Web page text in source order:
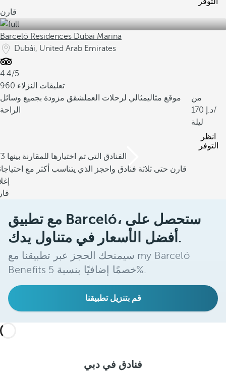
قارن
Barceló Residences Dubai Marina
Dubái, United Arab Emirates
4.4/5
960 تعليقات النزلاء
موقع مثاليمثالي لرحلات العملشقق مزودة بجميع وسائل
الراحة
من
170
/
ليلة
انظر
التوفر
/3 الفنادق التي تم اختيارها للمقارنة بينها
قارن حتى ثلاثة فنادق واحجز الذي يتناسب أكثر مع
مع تطبيق Barceló، ستحصل على
أفضل الأسعار في متناول يدك.
سيمنحك الحجز عبر تطبيقنا مع my Barceló
Benefits خصمًا إضافيًا بنسبة 5%.
قم بتنزيل تطبيقنا
فنادق في دبي